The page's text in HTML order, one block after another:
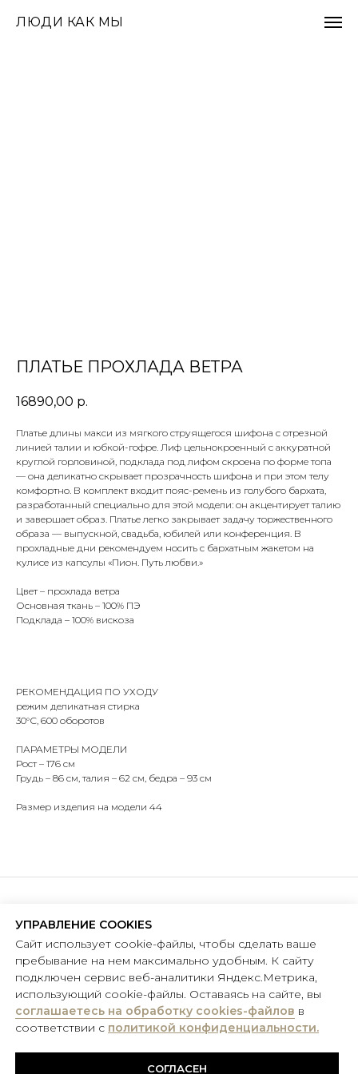
УПРАВЛЕНИЕ COOKIES
Сайт использует cookie-файлы, чтобы сделать ваше
пребывание на нем максимально удобным. К сайту
подключен сервис веб-аналитики Яндекс.Метрика,
использующий cookie-файлы. Оставаясь на сайте, вы
соглашаетесь на обработку cookies-файлов в
соответствии с политикой конфиденциальности.
СОГЛАСЕН
ЛЮДИ КАК МЫ
ПЛАТЬЕ ПРОХЛАДА ВЕТРА
16890,00 р.
Платье длины макси из мягкого струящегося шифона с отрезной
линией талии и юбкой-гофре. Лиф цельнокроенный с аккуратной
круглой горловиной, подклада под лифом скроена по форме топа
— она деликатно скрывает прозрачность шифона и при этом телу
комфортно. В комплект входит пояс-ремень из голубого бархата,
разработанный специально для этой модели: он акцентирует талию
и завершает образ. Платье легко закрывает задачу торжественного
образа — выпускной, свадьба, юбилей или конференция. В
прохладные дни рекомендуем носить с бархатным жакетом на
кулисе из капсулы «Пион. Путь любви.»
Цвет – прохлада ветра
Основная ткань – 100% ПЭ
Подклада – 100% вискоза
РЕКОМЕНДАЦИЯ ПО УХОДУ
режим деликатная стирка
30°С, 600 оборотов
ПАРАМЕТРЫ МОДЕЛИ
Рост – 176 см
Грудь – 86 см, талия – 62 см, бедра – 93 см
Размер изделия на модели 44
О БРЕНДЕ
Философия и ценности
Стать дилером
Контакты
Система лояльности
Обратная связь
Доставка и возврат
Политика конфиденциальности
БЫТЬ ТЕМ, КТО ТЫ ЕСТЬ.